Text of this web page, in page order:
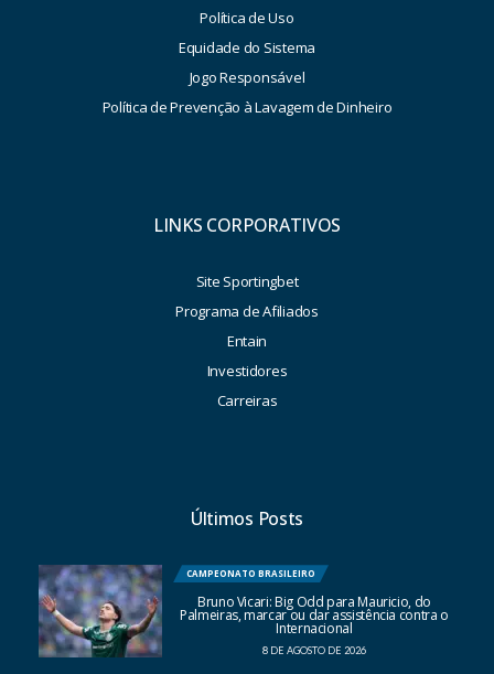
Política de Uso
Equidade do Sistema
Jogo Responsável
Política de Prevenção à Lavagem de Dinheiro
LINKS CORPORATIVOS
Site Sportingbet
Programa de Afiliados
Entain
Investidores
Carreiras
Últimos Posts
CAMPEONATO BRASILEIRO
Bruno Vicari: Big Odd para Mauricio, do
Palmeiras, marcar ou dar assistência contra o
Internacional
8 DE AGOSTO DE 2026